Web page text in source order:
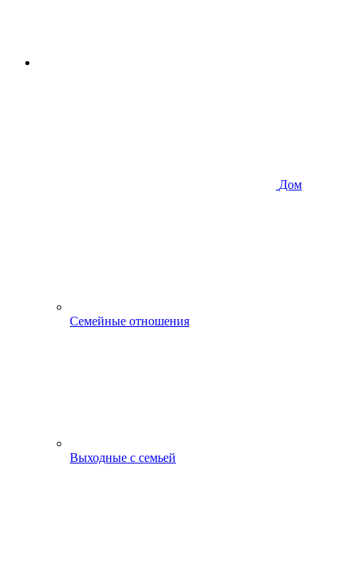
Дом
Семейные отношения
Выходные с семьей